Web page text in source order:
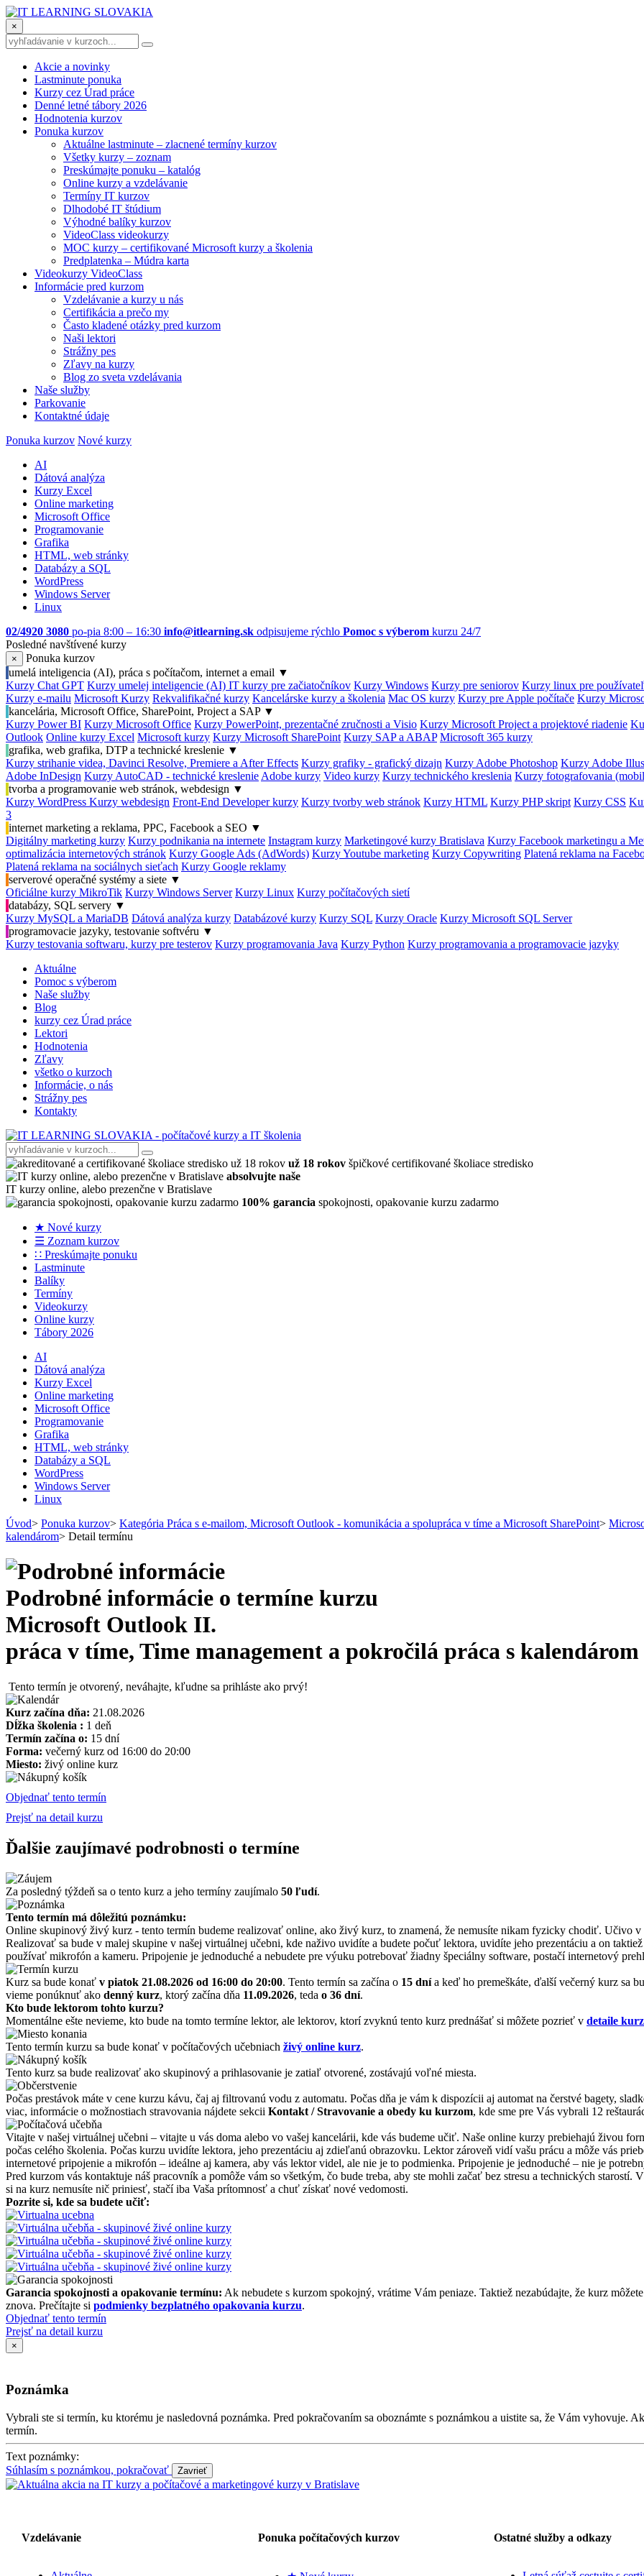
×
Akcie a novinky
Lastminute ponuka
Kurzy cez Úrad práce
Denné letné tábory 2026
Hodnotenia kurzov
Ponuka kurzov
Aktuálne lastminute – zlacnené termíny kurzov
Všetky kurzy – zoznam
Preskúmajte ponuku – katalóg
Online kurzy a vzdelávanie
Termíny IT kurzov
Dlhodobé IT štúdium
Výhodné balíky kurzov
VideoClass videokurzy
MOC kurzy – certifikované Microsoft kurzy a školenia
Predplatenka – Múdra karta
Videokurzy VideoClass
Informácie pred kurzom
Vzdelávanie a kurzy u nás
Certifikácia a prečo my
Často kladené otázky pred kurzom
Naši lektori
Strážny pes
Zľavy na kurzy
Blog zo sveta vzdelávania
Naše služby
Parkovanie
Kontaktné údaje
Ponuka kurzov Nové kurzy
AI
Dátová analýza
Kurzy Excel
Online marketing
Microsoft Office
Programovanie
Grafika
HTML, web stránky
Databázy a SQL
WordPress
Windows Server
Linux
02/4920 3080 po-pia 8:00 – 16:30 info@itlearning.sk odpisujeme rýchlo Pomoc s výberom kurzu 24/7
Posledné navštívené kurzy
×
Ponuka kurzov
umelá inteligencia (AI), práca s počítačom, internet a email ▼
Kurzy Chat GPT Kurzy umelej inteligencie (AI) IT kurzy pre začiatočníkov Kurzy Windows Kurzy pre seniorov Kurzy linux pre
Kurzy e-mailu Microsoft Kurzy Rekvalifikačné kurzy Kancelárske kurzy a školenia Mac OS kurzy Kurzy pre Apple počítače Kurzy
kancelária, Microsoft Office, SharePoint, Project a SAP ▼
Kurzy Power BI Kurzy Microsoft Office Kurzy PowerPoint, prezentačné zručnosti a Visio Kurzy Microsoft Project a projektové riadenie
Outlook Online kurzy Excel Microsoft kurzy Kurzy Microsoft SharePoint Kurzy SAP a ABAP Microsoft 365 kurzy
grafika, web grafika, DTP a technické kreslenie ▼
Kurzy strihanie videa, Davinci Resolve, Premiere a After Effects Kurzy grafiky - grafický dizajn Kurzy Adobe Photoshop Kurzy Adobe
Adobe InDesign Kurzy AutoCAD - technické kreslenie Adobe kurzy Video kurzy Kurzy technického kreslenia Kurzy fotografovania
tvorba a programovanie web stránok, webdesign ▼
Kurzy WordPress Kurzy webdesign Front-End Developer kurzy Kurzy tvorby web stránok Kurzy HTML Kurzy PHP skript Kurzy CSS
3
internet marketing a reklama, PPC, Facebook a SEO ▼
Digitálny marketing kurzy Kurzy podnikania na internete Instagram kurzy Marketingové kurzy Bratislava Kurzy Facebook marketingu a
optimalizácia internetových stránok Kurzy Google Ads (AdWords) Kurzy Youtube marketing Kurzy Copywriting Platená reklama na
Platená reklama na sociálnych sieťach Kurzy Google reklamy
serverové operačné systémy a siete ▼
Oficiálne kurzy MikroTik Kurzy Windows Server Kurzy Linux Kurzy počítačových sietí
databázy, SQL servery ▼
Kurzy MySQL a MariaDB Dátová analýza kurzy Databázové kurzy Kurzy SQL Kurzy Oracle Kurzy Microsoft SQL Server
programovacie jazyky, testovanie softvéru ▼
Kurzy testovania softwaru, kurzy pre testerov Kurzy programovania Java Kurzy Python Kurzy programovania a programovacie jazyky
Aktuálne
Pomoc s výberom
Naše služby
Blog
kurzy cez Úrad práce
Lektori
Hodnotenia
Zľavy
všetko o kurzoch
Informácie, o nás
Strážny pes
Kontakty
už 18 rokov špičkové certifikované školiace stredisko
absolvujte naše
IT kurzy online, alebo prezenčne v Bratislave
100% garancia spokojnosti, opakovanie kurzu zadarmo
★ Nové kurzy
☰ Zoznam kurzov
∷ Preskúmajte ponuku
Lastminute
Balíky
Termíny
Videokurzy
Online kurzy
Tábory 2026
AI
Dátová analýza
Kurzy Excel
Online marketing
Microsoft Office
Programovanie
Grafika
HTML, web stránky
Databázy a SQL
WordPress
Windows Server
Linux
Úvod> Ponuka kurzov> Kategória Práca s e-mailom, Microsoft Outlook - komunikácia a spolupráca v tíme a Microsoft SharePoint>
kalendárom> Detail termínu
Podrobné informácie o termíne kurzu
Microsoft Outlook II.
práca v tíme, Time management a pokročilá práca s kalendárom
Tento termín je otvorený, neváhajte, kľudne sa prihláste ako prvý!
Kurz začína dňa: 21.08.2026
Dĺžka školenia : 1 deň
Termín začína o: 15 dní
Forma: večerný kurz od 16:00 do 20:00
Miesto: živý online kurz
Objednať tento termín
Prejsť na detail kurzu
Ďalšie zaujímavé podrobnosti o termíne
Za posledný týždeň sa o tento kurz a jeho termíny zaujímalo 50 ľudí.
Tento termín má dôležitú poznámku:
Online skupinový živý kurz - tento termín budeme realizovať online, ako živý kurz, to znamená, že nemusíte nikam fyzicky chodiť. Učivo
Realizovať sa bude v malej skupine v našej virtuálnej učebni, kde naživo uvidíte a budete počuť lektora, uvidíte jeho prezentáciu a on
používať mikrofón a kameru. Pripojenie je jednoduché a nebudete pre výuku potrebovať žiadny špeciálny software, postačí internetový
Kurz sa bude konať v piatok 21.08.2026 od 16:00 do 20:00. Tento termín sa začína o 15 dnía keď ho premeškáte, ďalší večerný kurz sa
vieme ponúknuť ako denný kurz, ktorý začína dňa 11.09.2026, teda o 36 dní.
Kto bude lektorom tohto kurzu?
Momentálne ešte nevieme, kto bude na tomto termíne lektor, ale lektorov, ktorí zvyknú tento kurz prednášať si môžete pozrieť v detaile
Tento termín kurzu sa bude konať v počítačových učebniach živý online kurz.
Tento kurz sa bude realizovať ako skupinový a prihlasovanie je zatiaľ otvorené, zostávajú voľné miesta.
Počas prestávok máte v cene kurzu kávu, čaj aj filtrovanú vodu z automatu. Počas dňa je vám k dispozícii aj automat na čerstvé bagety,
viac, informácie o možnostiach stravovania nájdete sekcii Kontakt / Stravovanie a obedy ku kurzom, kde sme pre Vás vybrali 12
Vitajte v našej virtuálnej učebni – vitajte u vás doma alebo vo vašej kancelárii, kde vás budeme učiť. Naše online kurzy prebiehajú živou
počas celého školenia. Počas kurzu uvidíte lektora, jeho prezentáciu aj zdieľanú obrazovku. Lektor zároveň vidí vašu prácu a môže vás
internetové pripojenie a mikrofón – ideálne aj kamera, aby vás lektor videl, ale nie je to podmienka. Pripojenie je jednoduché – nie je
Pred kurzom vás kontaktuje náš pracovník a pomôže vám so všetkým, čo bude treba, aby ste mohli začať bez stresu a technických starostí.
si na kurz nemusíte nič priniesť, stačí iba Vaša prítomnosť a chuť získať nové vedomosti.
Pozrite si, kde sa budete učiť:
Garancia spokojnosti a opakovanie termínu: Ak nebudete s kurzom spokojný, vrátime Vám peniaze. Taktiež nezabúdajte, že kurz
znova. Prečítajte si podmienky bezplatného opakovania kurzu.
Objednať tento termín
Prejsť na detail kurzu
×
Poznámka
Vybrali ste si termín, ku ktorému je nasledovná poznámka. Pred pokračovaním sa oboznámte s poznámkou a uistite sa, že Vám
termín.
Text poznámky:
Súhlasím s poznámkou, pokračovať
Vzdelávanie Ponuka počítačových kurzov Ostatné služby a odkazy